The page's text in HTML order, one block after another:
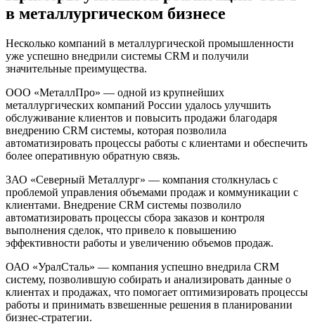
в металлургическом бизнесе
Несколько компаний в металлургической промышленности
уже успешно внедрили системы CRM и получили
значительные преимущества.
ООО «МеталлПро» — одной из крупнейших
металлургических компаний России удалось улучшить
обслуживание клиентов и повысить продажи благодаря
внедрению CRM системы, которая позволила
автоматизировать процессы работы с клиентами и обеспечить
более оперативную обратную связь.
ЗАО «Северный Металлург» — компания столкнулась с
проблемой управления объемами продаж и коммуникации с
клиентами. Внедрение CRM системы позволило
автоматизировать процессы сбора заказов и контроля
выполнения сделок, что привело к повышению
эффективности работы и увеличению объемов продаж.
ОАО «УралСталь» — компания успешно внедрила CRM
систему, позволившую собирать и анализировать данные о
клиентах и продажах, что помогает оптимизировать процессы
работы и принимать взвешенные решения в планировании
бизнес-стратегии.